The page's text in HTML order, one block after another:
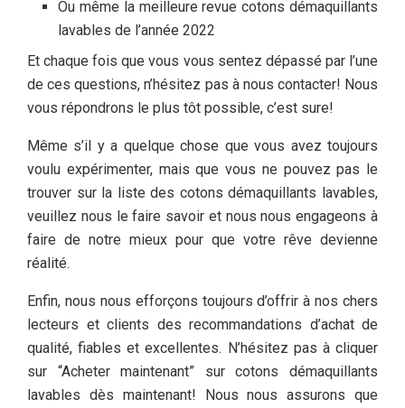
Ou même la meilleure revue cotons démaquillants
lavables de l’année 2022
Et chaque fois que vous vous sentez dépassé par l’une
de ces questions, n’hésitez pas à nous contacter! Nous
vous répondrons le plus tôt possible, c’est sure!
Même s’il y a quelque chose que vous avez toujours
voulu expérimenter, mais que vous ne pouvez pas le
trouver sur la liste des cotons démaquillants lavables,
veuillez nous le faire savoir et nous nous engageons à
faire de notre mieux pour que votre rêve devienne
réalité.
Enfin, nous nous efforçons toujours d’offrir à nos chers
lecteurs et clients des recommandations d’achat de
qualité, fiables et excellentes. N’hésitez pas à cliquer
sur “Acheter maintenant” sur cotons démaquillants
lavables dès maintenant! Nous nous assurons que